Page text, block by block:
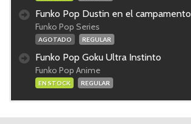
Funko Pop Dustin en el campamento
Funko Pop Series
AGOTADO REGULAR
Funko Pop Goku Ultra Instinto
Funko Pop Anime
EN STOCK REGULAR